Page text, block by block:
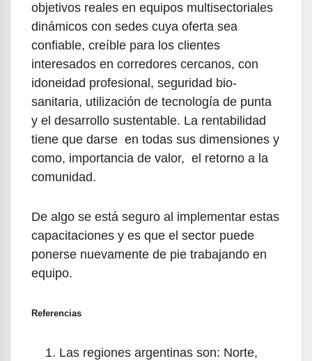
objetivos reales en equipos multisectoriales
dinámicos con sedes cuya oferta sea
confiable, creíble para los clientes
interesados en corredores cercanos, con
idoneidad profesional, seguridad bio-
sanitaria, utilización de tecnología de punta
y el desarrollo sustentable. La rentabilidad
tiene que darse en todas sus dimensiones y
como, importancia de valor, el retorno a la
comunidad.
De algo se está seguro al implementar estas
capacitaciones y es que el sector puede
ponerse nuevamente de pie trabajando en
equipo.
Referencias
Las regiones argentinas son: Norte,